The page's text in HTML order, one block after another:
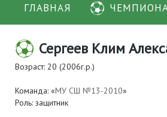
ГЛАВНАЯ
Сергеев Клим
Возраст: 20 (2006г.р.)
Команда: «МУ СШ №13-2010»
Роль: защитник